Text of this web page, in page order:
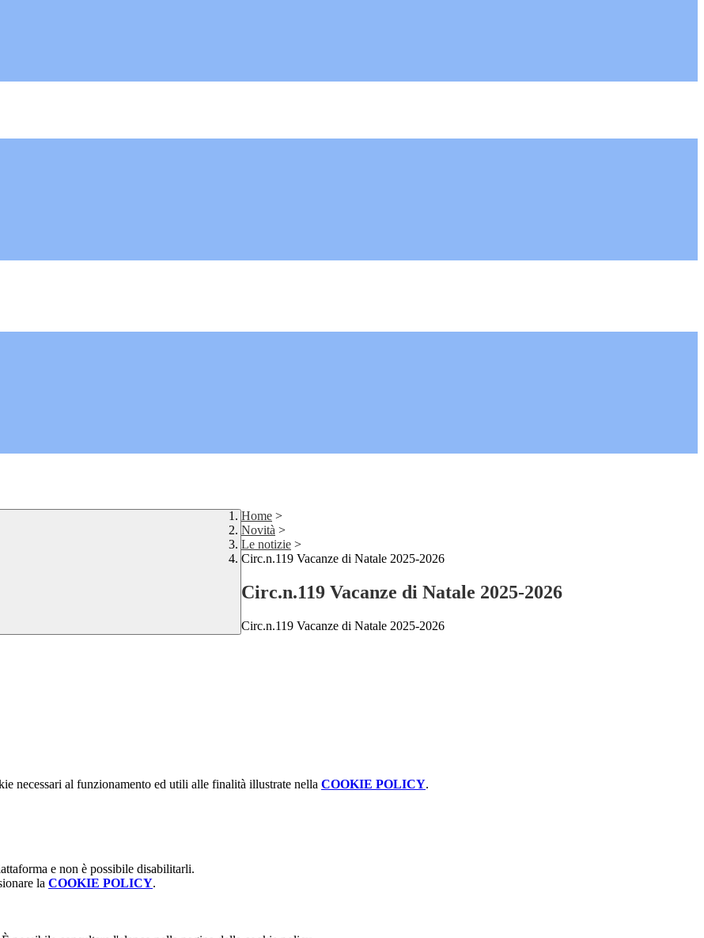
Home >
Novità >
Le notizie >
Circ.n.119 Vacanze di Natale 2025-2026
Circ.n.119 Vacanze di Natale 2025-2026
Circ.n.119 Vacanze di Natale 2025-2026
necessari al funzionamento ed utili alle finalità illustrate nella COOKIE POLICY.
e non è possibile disabilitarli.
la COOKIE POLICY.